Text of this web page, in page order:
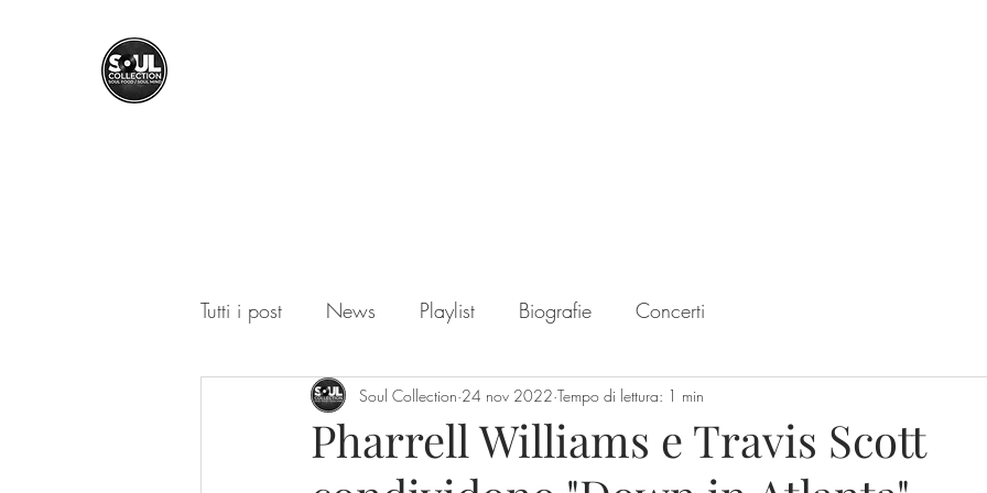
Tutti i post News Playlist Biografie Concerti
Pharrell Williams e Travis Scott
Soul Collection 24 nov 2022 Tempo di lettura: 1 min